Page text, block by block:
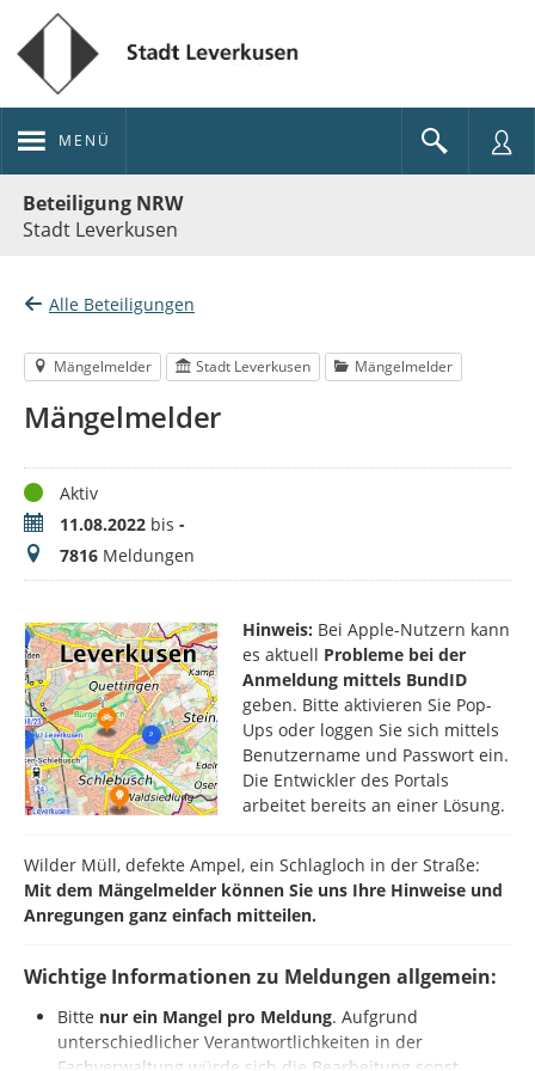
MENÜ
Beteiligung NRW
Stadt Leverkusen
Alle Beteiligungen
Mängelmelder Stadt Leverkusen Mängelmelder
Mängelmelder
StatusAktiv
Zeitraum11.08.2022 bis -
Meldungen
7816 Meldungen
Hinweis: Bei Apple-Nutzern kann
es aktuell Probleme bei der
Anmeldung mittels BundID
geben. Bitte aktivieren Sie Pop-
Ups oder loggen Sie sich mittels
Benutzername und Passwort ein.
Die Entwickler des Portals
arbeitet bereits an einer Lösung.
Wilder Müll, defekte Ampel, ein Schlagloch in der Straße:
Mit dem Mängelmelder können Sie uns Ihre Hinweise und
Anregungen ganz einfach mitteilen.
Wichtige Informationen zu Meldungen allgemein:
Bitte nur ein Mangel pro Meldung. Aufgrund
unterschiedlicher Verantwortlichkeiten in der